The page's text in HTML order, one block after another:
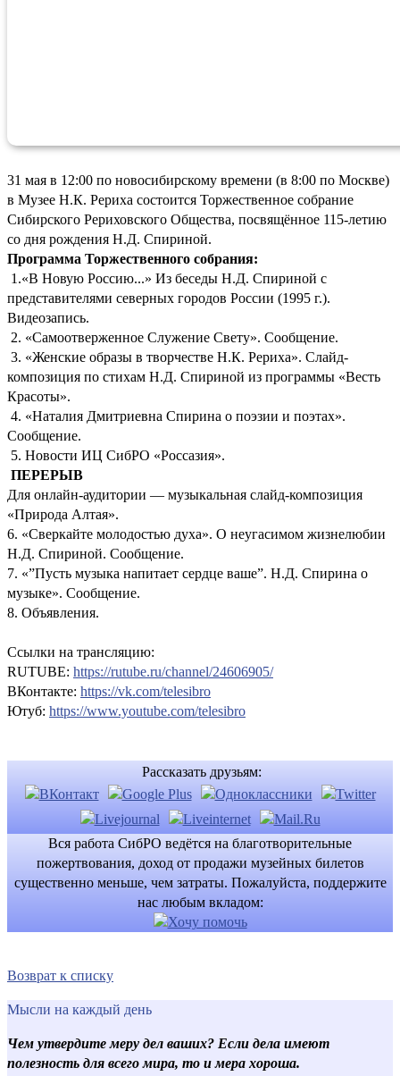
31 мая в 12:00 по новосибирскому времени (в 8:00 по Москве)
в Музее Н.К. Рериха состоится Торжественное собрание
Сибирского Рериховского Общества, посвящённое 115-летию
со дня рождения Н.Д. Спириной.
Программа Торжественного собрания:
1.«В Новую Россию...» Из беседы Н.Д. Спириной с
представителями северных городов России (1995 г.).
Видеозапись.
2. «Самоотверженное Служение Свету». Сообщение.
3. «Женские образы в творчестве Н.К. Рериха». Слайд-
композиция по стихам Н.Д. Спириной из программы «Весть
Красоты».
4. «Наталия Дмитриевна Спирина о поэзии и поэтах».
Сообщение.
5. Новости ИЦ СибРО «Россазия».
ПЕРЕРЫВ
Для онлайн-аудитории — музыкальная слайд-композиция
«Природа Алтая».
6. «Сверкайте молодостью духа». О неугасимом жизнелюбии
Н.Д. Спириной. Сообщение.
7. «”Пусть музыка напитает сердце ваше”. Н.Д. Спирина о
музыке». Сообщение.
8. Объявления.
Ссылки на трансляцию:
RUTUBE: https://rutube.ru/channel/24606905/
ВКонтакте: https://vk.com/telesibro
Ютуб: https://www.youtube.com/telesibro
Рассказать друзьям:
Вся работа СибРО ведётся на благотворительные
пожертвования, доход от продажи музейных билетов
существенно меньше, чем затраты. Пожалуйста, поддержите
нас любым вкладом:
Возврат к списку
Мысли на каждый день
Чем утвердите меру дел ваших? Если дела имеют
полезность для всего мира, то и мера хороша.